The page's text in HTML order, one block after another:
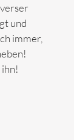
und
immer,